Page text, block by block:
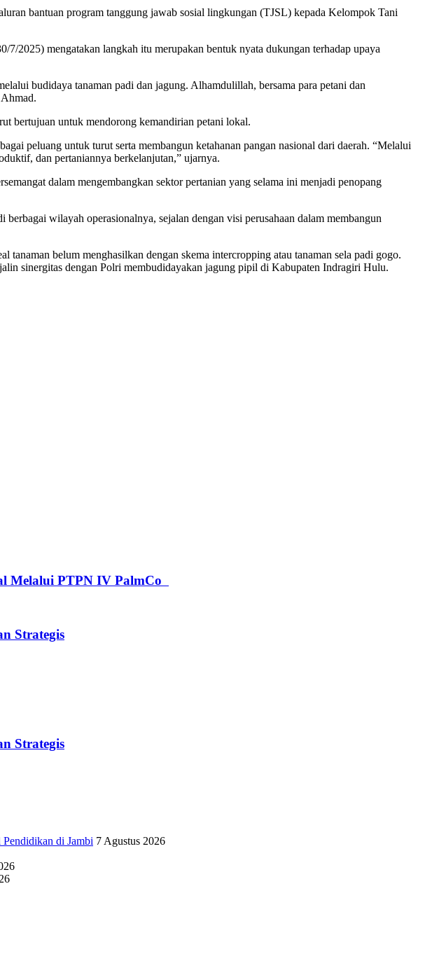
bantuan program tanggung jawab sosial lingkungan (TJSL) kepada Kelompok Tani
2025) mengatakan langkah itu merupakan bentuk nyata dukungan terhadap upaya
budidaya tanaman padi dan jagung. Alhamdulillah, bersama para petani dan
bertujuan untuk mendorong kemandirian petani lokal.
peluang untuk turut serta membangun ketahanan pangan nasional dari daerah. “Melalui
dan pertaniannya berkelanjutan,” ujarnya.
dalam mengembangkan sektor pertanian yang selama ini menjadi penopang
wilayah operasionalnya, sejalan dengan visi perusahaan dalam membangun
tanaman belum menghasilkan dengan skema intercropping atau tanaman sela padi gogo.
sinergitas dengan Polri membudidayakan jagung pipil di Kabupaten Indragiri Hulu.
Melalui PTPN IV PalmCo
Strategis
Strategis
di Jambi 7 Agustus 2026